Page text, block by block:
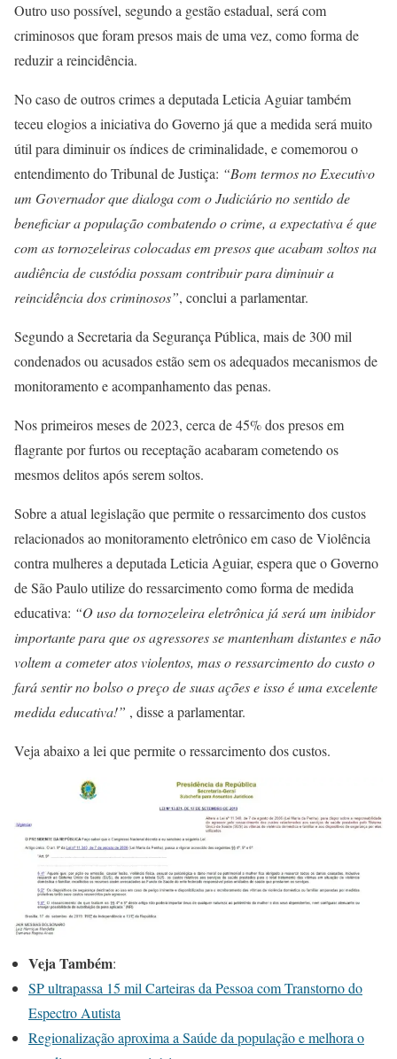
Outro uso possível, segundo a gestão estadual, será com
criminosos que foram presos mais de uma vez, como forma de
reduzir a reincidência.
No caso de outros crimes a deputada Leticia Aguiar também
teceu elogios a iniciativa do Governo já que a medida será muito
útil para diminuir os índices de criminalidade, e comemorou o
entendimento do Tribunal de Justiça: “Bom termos no Executivo
um Governador que dialoga com o Judiciário no sentido de
beneficiar a população combatendo o crime, a expectativa é que
com as tornozeleiras colocadas em presos que acabam soltos na
audiência de custódia possam contribuir para diminuir a
reincidência dos criminosos”, conclui a parlamentar.
Segundo a Secretaria da Segurança Pública, mais de 300 mil
condenados ou acusados estão sem os adequados mecanismos de
monitoramento e acompanhamento das penas.
Nos primeiros meses de 2023, cerca de 45% dos presos em
flagrante por furtos ou receptação acabaram cometendo os
mesmos delitos após serem soltos.
Sobre a atual legislação que permite o ressarcimento dos custos
relacionados ao monitoramento eletrônico em caso de Violência
contra mulheres a deputada Leticia Aguiar, espera que o Governo
de São Paulo utilize do ressarcimento como forma de medida
educativa: “O uso da tornozeleira eletrônica já será um inibidor
importante para que os agressores se mantenham distantes e não
voltem a cometer atos violentos, mas o ressarcimento do custo o
fará sentir no bolso o preço de suas ações e isso é uma excelente
medida educativa!” , disse a parlamentar.
Veja abaixo a lei que permite o ressarcimento dos custos.
Veja Também:
SP ultrapassa 15 mil Carteiras da Pessoa com Transtorno do
Espectro Autista
Regionalização aproxima a Saúde da população e melhora o